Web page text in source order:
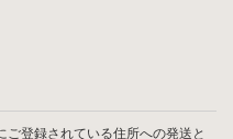
ご登録されている住所への発送と